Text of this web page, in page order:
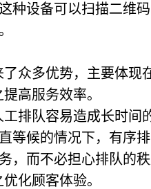
种设备可以扫描二维
众多优势，主要体现
高服务效率。
排队容易造成长时间
等候的情况下，有序
，而不必担心排队的
优化顾客体验。